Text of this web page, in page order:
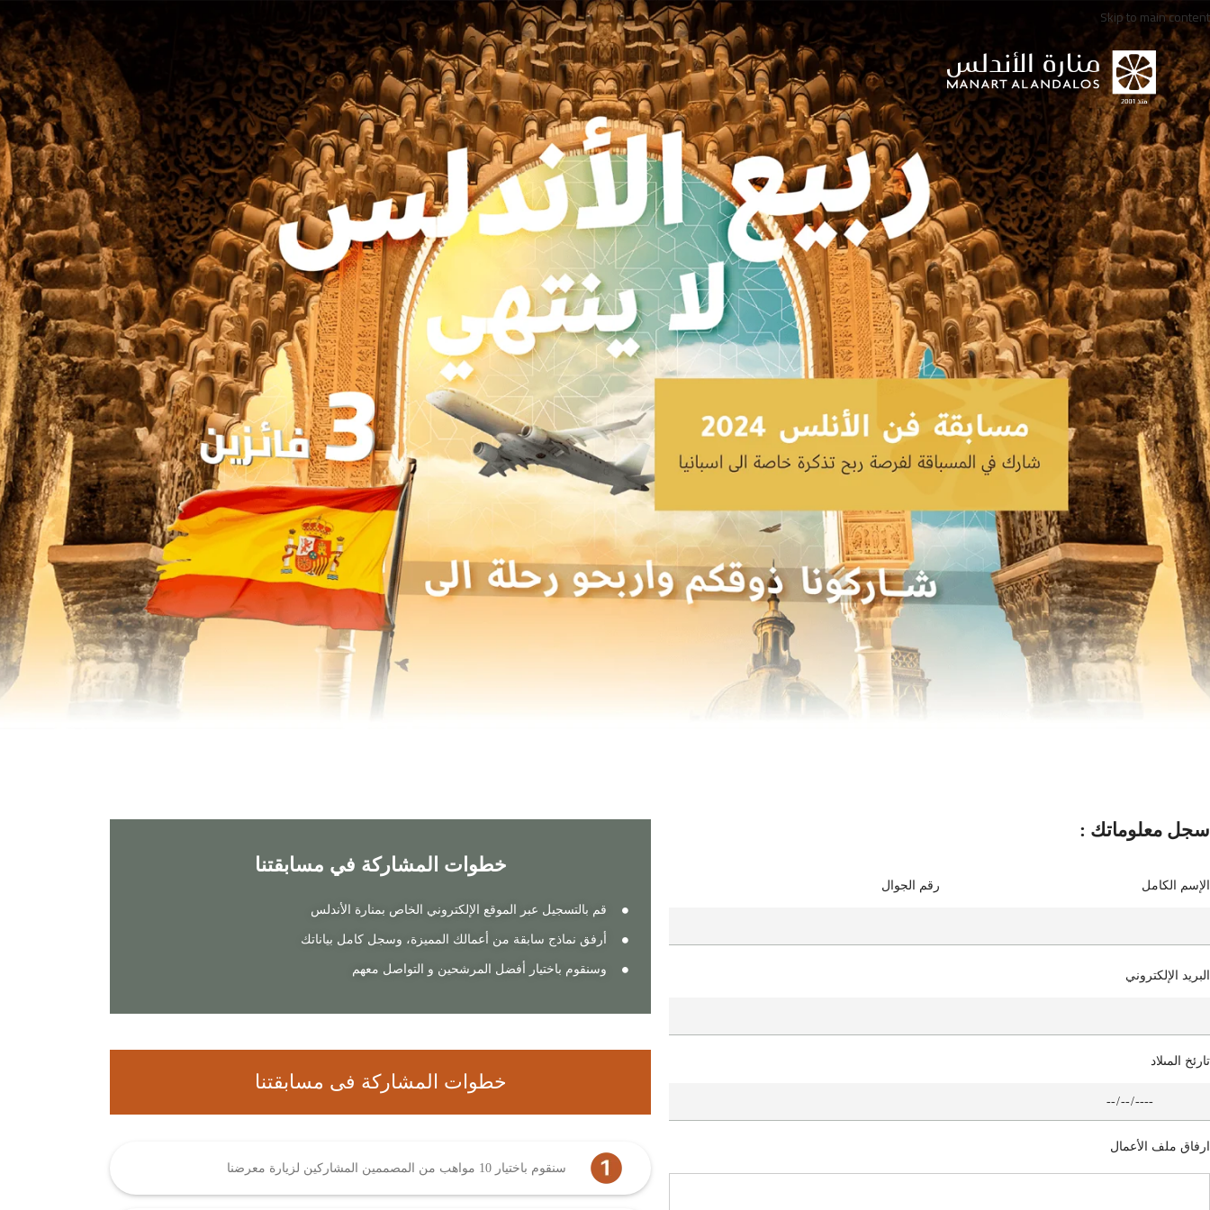
Skip to main content
: سجل معلوماتك
رقم الجوال الإسم الكامل
البريد الإلكتروني
تارئخ المىلاد
ارفاق ملف الأعمال
خطوات المشاركة في مسابقتنا​
قم بالتسجيل عبر الموقع الإلكتروني الخاص بمنارة الأندلس
أرفق نماذج سابقة من أعمالك المميزة، وسجل كامل بياناتك
وسنقوم باختيار أفضل المرشحين و التواصل معهم
خطوات المشاركة فى مسابقتنا
سنقوم باختيار 10 مواهب من المصممين المشاركين لزيارة معرضنا